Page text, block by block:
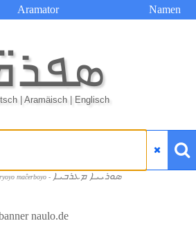
Aramator Namen
| Aramäisch | Englisch
maĉerboyo - ܣܘܪܝܝܐ ܡܥܪܒܝܐ